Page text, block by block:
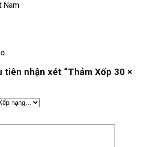
Nam
tiên nhận xét “Thảm Xốp 30 ×